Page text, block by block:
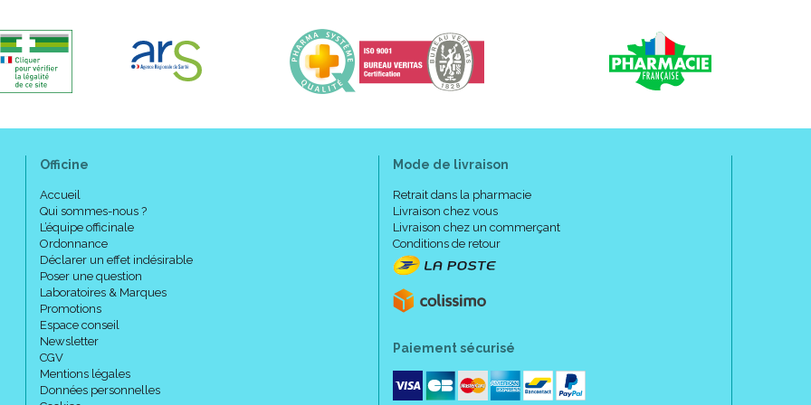
Officine
Accueil
Qui sommes-nous ?
L’équipe officinale
Ordonnance
Déclarer un effet indésirable
Poser une question
Laboratoires & Marques
Promotions
Espace conseil
Newsletter
CGV
Mentions légales
Données personnelles
Mode de livraison
Retrait dans la pharmacie
Livraison chez vous
Livraison chez un commerçant
Conditions de retour
Paiement sécurisé